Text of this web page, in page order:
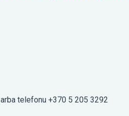
arba telefonu +370 5 205 3292